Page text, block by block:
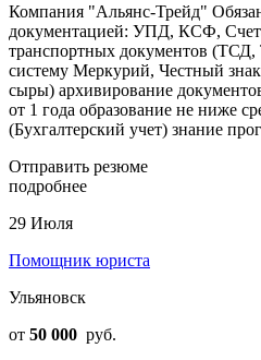
Компания "Альянс-Трейд"
документацией: УПД, КСФ,
транспортных документов (ТСД,
систему Меркурий, Честный
сыры) архивирование
от 1 года образование не ниже
(Бухгалтерский учет) знание
Отправить резюме
подробнее
29 Июля
Помощник юриста
Ульяновск
от 50 000 руб.